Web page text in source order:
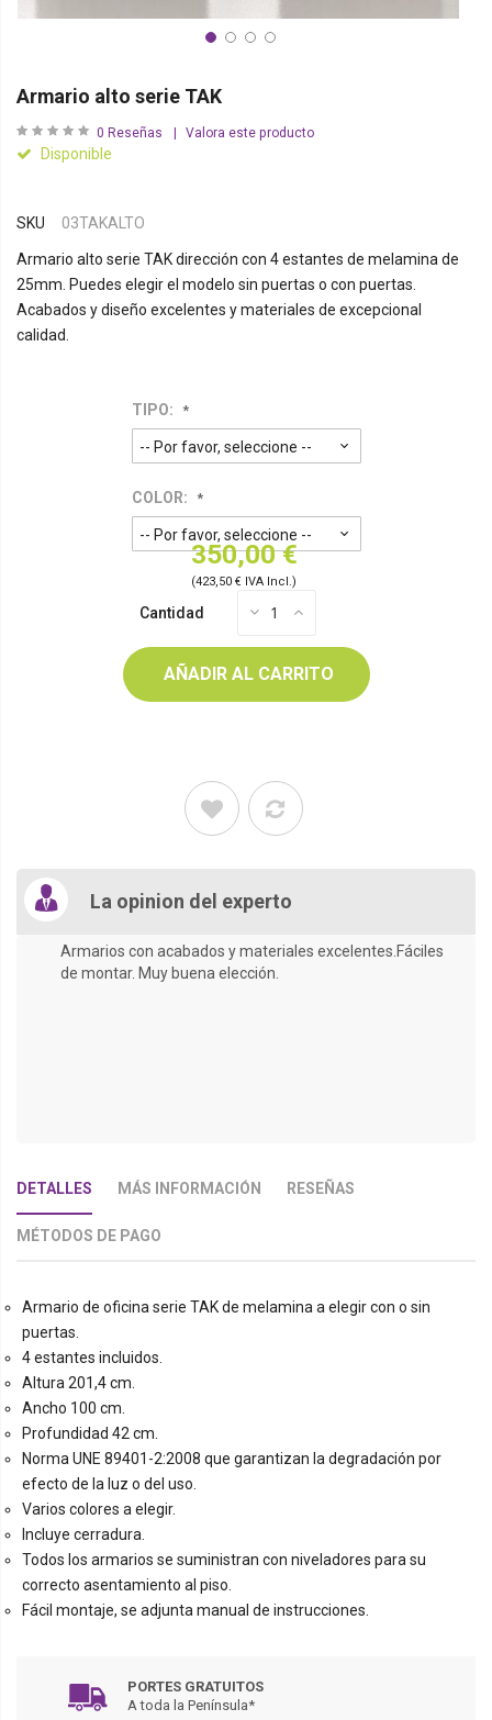
Armario alto serie TAK
0 Reseñas Valora este producto
Disponible
SKU 03TAKALTO
Armario alto serie TAK dirección con 4 estantes de melamina de
25mm. Puedes elegir el modelo sin puertas o con puertas.
Acabados y diseño excelentes y materiales de excepcional
calidad.
TIPO:
COLOR:
Cantidad
AÑADIR AL CARRITO
350,00 €
(423,50 € IVA Incl.)
La opinion del experto
Armarios con acabados y materiales excelentes.Fáciles
de montar. Muy buena elección.
DETALLES MÁS INFORMACIÓN RESEÑAS
MÉTODOS DE PAGO
Armario de oficina serie TAK de melamina a elegir con o sin
puertas.
4 estantes incluidos.
Altura 201,4 cm.
Ancho 100 cm.
Profundidad 42 cm.
Norma UNE 89401-2:2008 que garantizan la degradación por
efecto de la luz o del uso.
Varios colores a elegir.
Incluye cerradura.
Todos los armarios se suministran con niveladores para su
correcto asentamiento al piso.
Fácil montaje, se adjunta manual de instrucciones.
PORTES GRATUITOS
A toda la Península*